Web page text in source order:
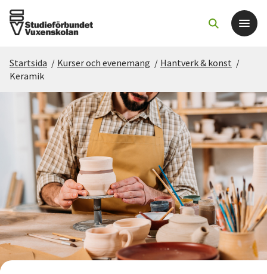
Det här gör vi
För dig som
Sök kurser och evenemang
Om SV
Starta studiecirkel
Cirkelledare
Startsida / Kurser och evenemang / Hantverk & konst /
Keramik